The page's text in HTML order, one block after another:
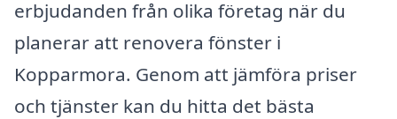
erbjudanden från olika företag när du
planerar att renovera fönster i
Kopparmora. Genom att jämföra priser
och tjänster kan du hitta det bästa